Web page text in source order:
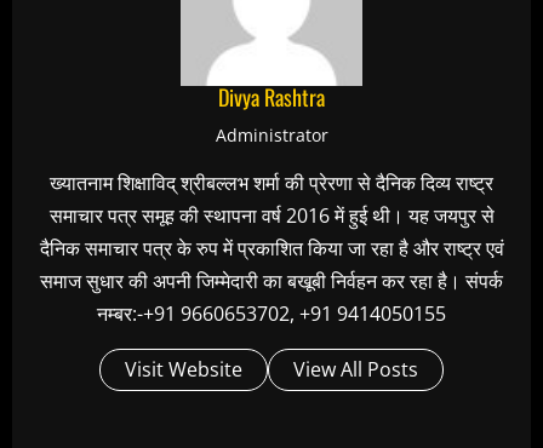
Divya Rashtra
Administrator
ख्यातनाम शिक्षाविद् श्रीबल्लभ शर्मा की प्रेरणा से दैनिक दिव्य राष्ट्र
समाचार पत्र समूह की स्थापना वर्ष 2016 में हुई थी। यह जयपुर से
दैनिक समाचार पत्र के रुप में प्रकाशित किया जा रहा है और राष्ट्र एवं
समाज सुधार की अपनी जिम्मेदारी का बखूबी निर्वहन कर रहा है। संपर्क
नम्बर:-+91 9660653702, +91 9414050155
Visit Website View All Posts